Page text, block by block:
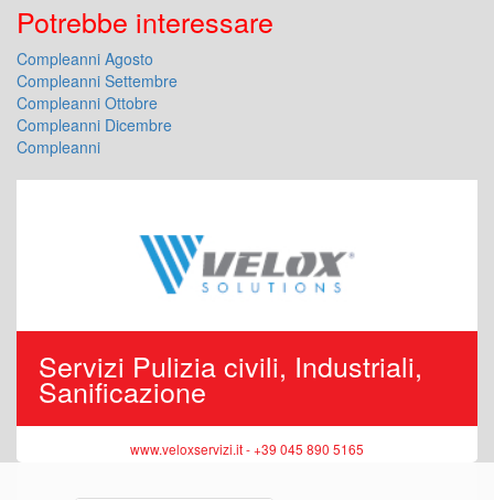
Potrebbe interessare
Compleanni Agosto
Compleanni Settembre
Compleanni Ottobre
Compleanni Dicembre
Compleanni
Servizi Pulizia civili, Industriali,
Sanificazione
www.veloxservizi.it - +39 045 890 5165